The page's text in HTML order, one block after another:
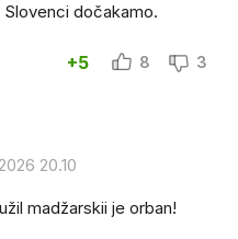
dočakamo.
+5 8 3
20.10
madžarskii je orban!